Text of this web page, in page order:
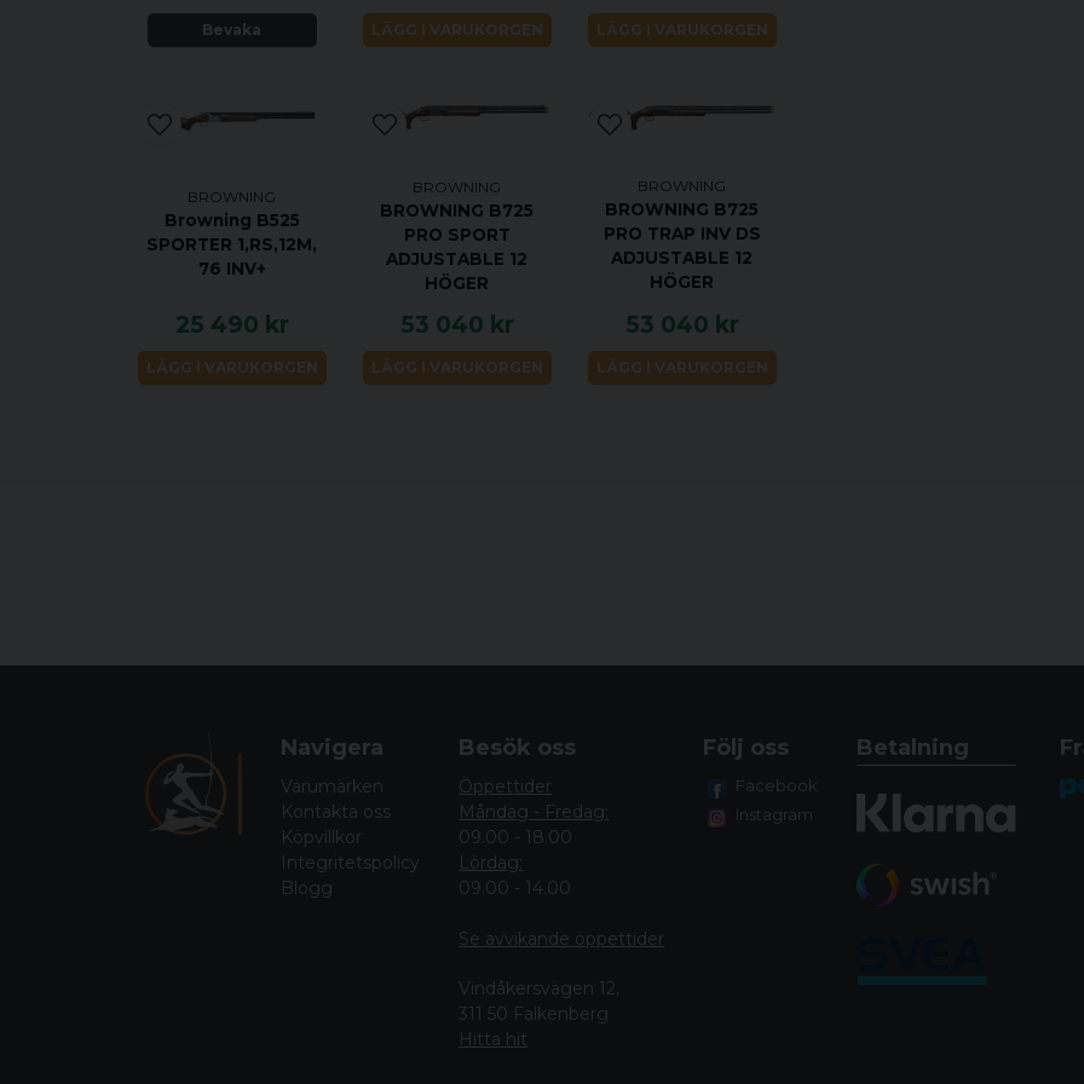
Bevaka LÄGG I VARUKORGEN LÄGG I VARUKORGEN
BROWNING
Browning B525
SPORTER 1,RS,12M,
76 INV+
25 490 kr
LÄGG I VARUKORGEN
BROWNING
BROWNING B725
PRO SPORT
ADJUSTABLE 12
HÖGER
53 040 kr
LÄGG I VARUKORGEN
BROWNING
BROWNING B725
PRO TRAP INV DS
ADJUSTABLE 12
HÖGER
53 040 kr
LÄGG I VARUKORGEN
Navigera
Varumärken
Kontakta oss
Köpvillkor
Integritetspolicy
Blogg
Besök oss
Öppettider
Måndag - Fredag:
09.00 - 18.00
Lördag:
09.00 - 14.00
Se avvikande öppettider
Vindåkersvägen 12,
311 50 Falkenberg
Hitta hit
Följ oss
Facebook
Instagram
Betalning